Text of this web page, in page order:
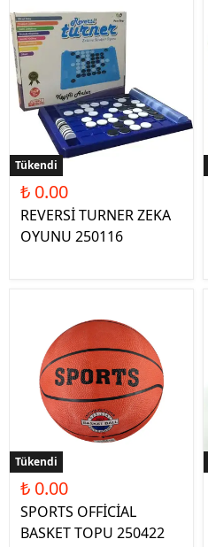
Tükendi
₺ 0.00
REVERSİ TURNER ZEKA
OYUNU 250116
Tükendi
₺ 0.00
SPORTS OFFİCİAL
BASKET TOPU 250422